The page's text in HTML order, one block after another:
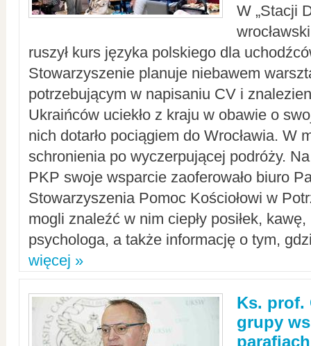
W „Stacji
ruszył kurs języka polskiego dla
Stowarzyszenie planuje niebawem
potrzebującym w napisaniu CV i
Ukraińców uciekło z kraju w obawie o
nich dotarło pociągiem do Wrocławia. W
schronienia po wyczerpującej podróży.
PKP swoje wsparcie zaoferowało biuro
Stowarzyszenia Pomoc Kościołowi w
mogli znaleźć w nim ciepły posiłek,
psychologa, a także informację o tym,
więcej »
Ks. prof.
grupy
parafiach